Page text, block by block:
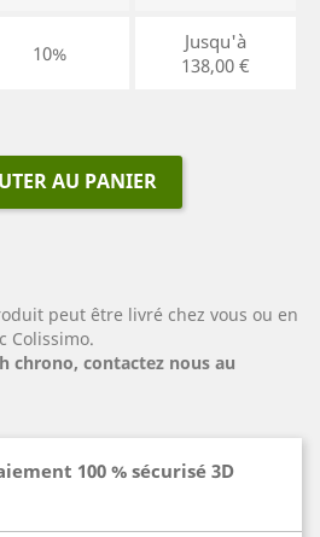
10%
Jusqu'à
138,00 €
AU PANIER
peut être livré chez vous ou en
Colissimo.
chrono, contactez nous au
100 % sécurisé 3D